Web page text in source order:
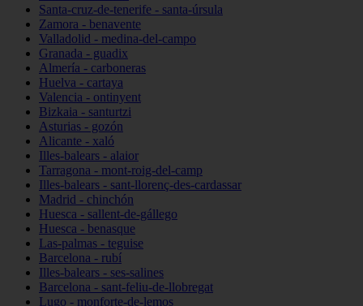
Santa-cruz-de-tenerife - santa-úrsula
Zamora - benavente
Valladolid - medina-del-campo
Granada - guadix
Almería - carboneras
Huelva - cartaya
Valencia - ontinyent
Bizkaia - santurtzi
Asturias - gozón
Alicante - xaló
Illes-balears - alaior
Tarragona - mont-roig-del-camp
Illes-balears - sant-llorenç-des-cardassar
Madrid - chinchón
Huesca - sallent-de-gállego
Huesca - benasque
Las-palmas - teguise
Barcelona - rubí
Illes-balears - ses-salines
Barcelona - sant-feliu-de-llobregat
Lugo - monforte-de-lemos